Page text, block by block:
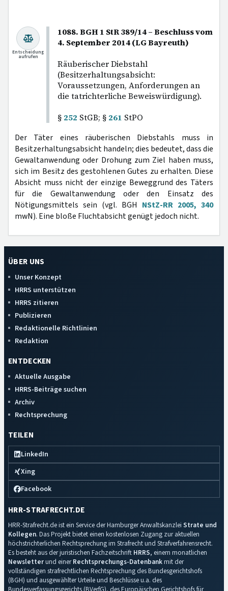
1088. BGH 1 StR 389/14 – Beschluss vom
4. September 2014 (LG Bayreuth)
Räuberischer Diebstahl
(Besitzerhaltungsabsicht:
Voraussetzungen, Anforderungen an
die tatrichterliche Beweiswürdigung).
§ 252 StGB; § 261 StPO
Entscheidung
aufrufen
Der Täter eines räuberischen Diebstahls muss in
Besitzerhaltungsabsicht handeln; dies bedeutet, dass die
Gewaltanwendung oder Drohung zum Ziel haben muss,
sich im Besitz des gestohlenen Gutes zu erhalten. Diese
Absicht muss nicht der einzige Beweggrund des Täters
für die Gewaltanwendung oder den Einsatz des
Nötigungsmittels sein (vgl. BGH NStZ-RR 2005, 340
mwN). Eine bloße Fluchtabsicht genügt jedoch nicht.
ÜBER UNS
Unser Konzept
HRRS unterstützen
HRRS zitieren
Publizieren
Redaktionelle Richtlinien
Redaktion
ENTDECKEN
Aktuelle Ausgabe
HRRS-Beiträge suchen
Archiv
Rechtsprechung
TEILEN
LinkedIn
Xing
Facebook
HRR-STRAFRECHT.DE
HRR-Strafrecht.de ist ein Service der Hamburger Anwaltskanzlei Strate und
Kollegen. Das Projekt bietet einen kostenlosen Zugang zur aktuellen
höchstrichterlichen Rechtsprechung im Strafrecht und Strafverfahrensrecht.
Es besteht aus der juristischen Fachzeitschrift HRRS, einem monatlichen
Newsletterund einerRechtsprechungs-Datenbankmit der
vollständigen strafrechtlichen Rechtsprechung des Bundesgerichtshofs
(BGH) und ausgewählter Urteile und Beschlüsse u.a. des